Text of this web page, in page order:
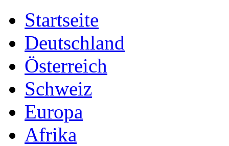
Startseite
Deutschland
Österreich
Schweiz
Europa
Afrika